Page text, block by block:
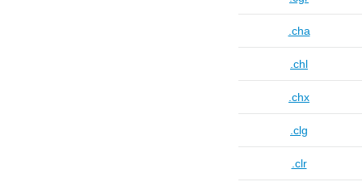
.cha
.chl
.chx
.clg
.clr